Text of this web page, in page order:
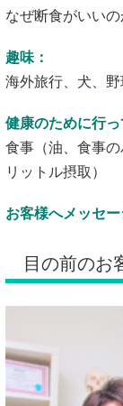
なぜ断食がいいの
趣味：
海外旅行、犬、
健康のために行っ
食事（油、食事
リットル摂取）
お客様へメッセー
目の前のお